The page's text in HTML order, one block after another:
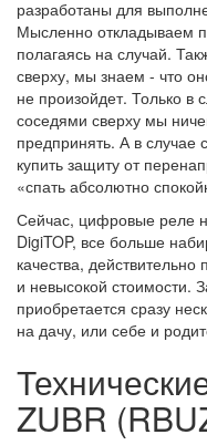
разработаны для
Мысленно откладываем
полагаясь на случай.
сверху, мы знаем - что
не произойдет. Только в
соседями сверху мы
предпринять. А в случае
купить защиту от
«спать абсолютно
Сейчас, цифровые реле
DigiTOP, все больше
качества,
и невысокой стоимости.
приобретается сразу
на дачу, или себе и
ZUBR